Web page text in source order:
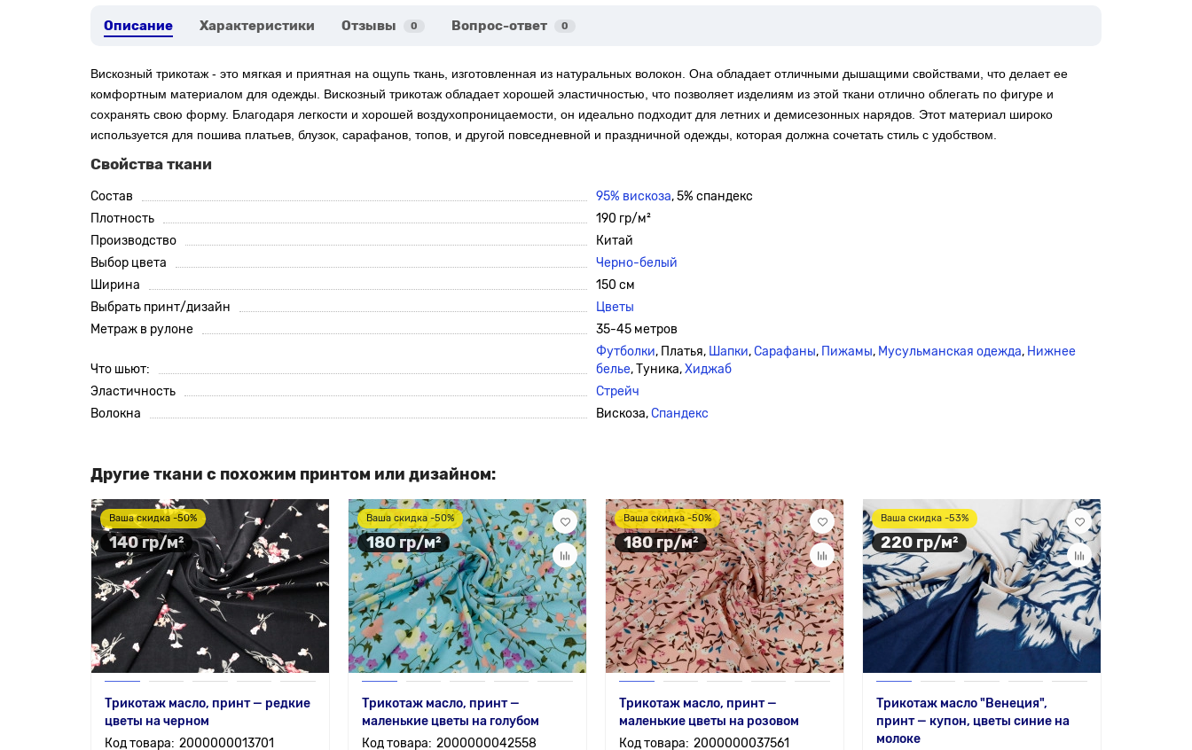
Описание Характеристики Отзывы 0 Вопрос-ответ 0
Вискозный трикотаж - это мягкая и приятная на ощупь ткань, изготовленная из натуральных волокон. Она обладает отличными дышащими свойствами, что делает ее
комфортным материалом для одежды. Вискозный трикотаж обладает хорошей эластичностью, что позволяет изделиям из этой ткани отлично облегать по фигуре и
сохранять свою форму. Благодаря легкости и хорошей воздухопроницаемости, он идеально подходит для летних и демисезонных нарядов. Этот материал широко
используется для пошива платьев, блузок, сарафанов, топов, и другой повседневной и праздничной одежды, которая должна сочетать стиль с удобством.
Свойства ткани
Состав 95% вискоза, 5% спандекс
Плотность
190 гр/м²
Производство
Китай
Выбор цвета
Черно-белый
Ширина
150 см
Выбрать принт/дизайн
Цветы
Метраж в рулоне
35-45 метров
Что шьют:
Футболки, Платья, Шапки,Сарафаны, Пижамы, Мусульманская одежда, Нижнее
белье, Туника,Хиджаб
Эластичность
Стрейч
Волокна
Вискоза,Спандекс
Другие ткани с похожим принтом или дизайном:
Ваша скидка -50%
140 гр/м²
Трикотаж масло, принт — редкие
цветы на черном
2000000013701
Ваша скидка -50%
180 гр/м²
Трикотаж масло, принт —
маленькие цветы на голубом
2000000042558
Ваша скидка -50%
180 гр/м²
Трикотаж масло, принт —
маленькие цветы на розовом
2000000037561
Ваша скидка -53%
220 гр/м²
Трикотаж масло "Венеция",
принт — купон, цветы синие на
молоке